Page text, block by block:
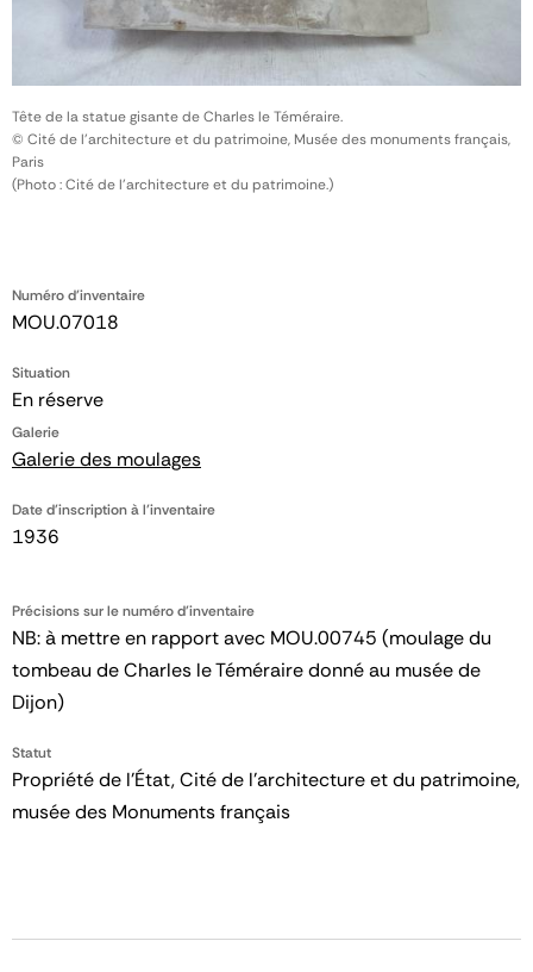
Numéro d'inventaire
MOU.07018
Situation
En réserve
Galerie
Galerie des moulages
Date d'inscription à l'inventaire
1936
Précisions sur le numéro d'inventaire
NB: à mettre en rapport avec MOU.00745 (moulage du
tombeau de Charles le Téméraire donné au musée de
Dijon)
Statut
Propriété de l’État, Cité de l’architecture et du patrimoine,
musée des Monuments français
Tête de la statue gisante de Charles le Téméraire.
© Cité de l'architecture et du patrimoine, Musée des monuments français,
Paris
(Photo : Cité de l'architecture et du patrimoine.)